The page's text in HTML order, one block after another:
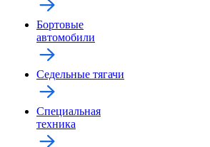
Бортовые
автомобили
Седельные тягачи
Специальная
техника